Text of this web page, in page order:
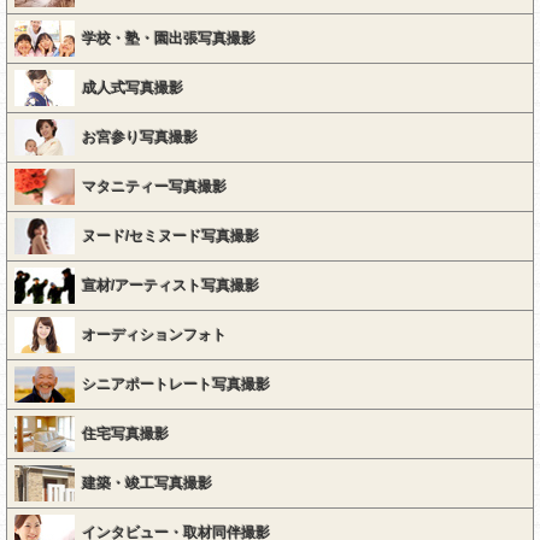
学校・塾・園出張写真撮影
成人式写真撮影
お宮参り写真撮影
マタニティー写真撮影
ヌード/セミヌード写真撮影
宣材/アーティスト写真撮影
オーディションフォト
シニアポートレート写真撮影
住宅写真撮影
建築・竣工写真撮影
インタビュー・取材同伴撮影